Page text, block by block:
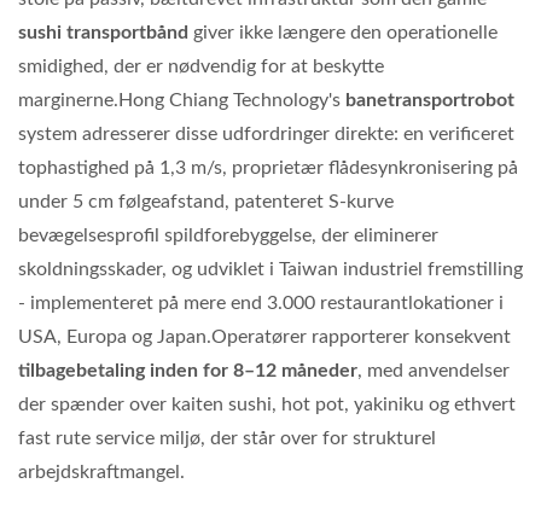
sushi transportbånd giver ikke længere den operationelle
smidighed, der er nødvendig for at beskytte
marginerne.Hong Chiang Technology's banetransportrobot
system adresserer disse udfordringer direkte: en verificeret
tophastighed på 1,3 m/s, proprietær flådesynkronisering på
under 5 cm følgeafstand, patenteret S-kurve
bevægelsesprofil spildforebyggelse, der eliminerer
skoldningsskader, og udviklet i Taiwan industriel fremstilling
- implementeret på mere end 3.000 restaurantlokationer i
USA, Europa og Japan.Operatører rapporterer konsekvent
tilbagebetaling inden for 8–12 måneder, med anvendelser
der spænder over kaiten sushi, hot pot, yakiniku og ethvert
fast rute service miljø, der står over for strukturel
arbejdskraftmangel.